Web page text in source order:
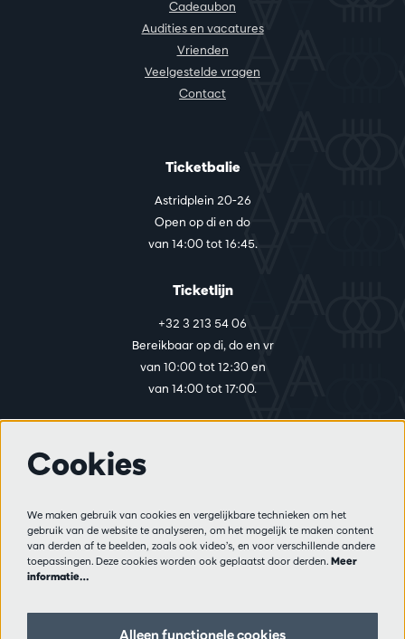
Cadeaubon
Audities en vacatures
Vrienden
Veelgestelde vragen
Contact
Ticketbalie
Astridplein 20-26
Open op di en do
van 14:00 tot 16:45.
Ticketlijn
+32 3 213 54 06
Bereikbaar op di, do en vr
van 10:00 tot 12:30 en
van 14:00 tot 17:00.
Privacy
Verkoopsvoorwaarden
Pers
Cookies
We maken gebruik van cookies en vergelijkbare technieken om het
gebruik van de website te analyseren, om het mogelijk te maken content
van derden af te beelden, zoals ook video’s, en voor verschillende andere
toepassingen. Deze cookies worden ook geplaatst door derden. Meer
informatie…
Alleen functionele cookies